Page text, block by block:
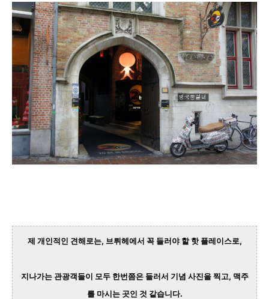
제 개인적인 견해로는, 브뤼헤에서 꼭 들러야 할 핫 플레이스로,
지나가는 관광객들이 모두 한번쯤은 들러서 기념 사진을 찍고, 맥주
를 마시는 곳인 것 같습니다.